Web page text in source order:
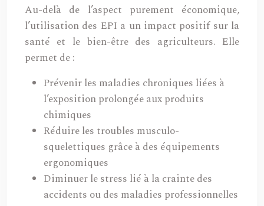
Au-delà de l’aspect purement économique,
l’utilisation des EPI a un impact positif sur la
santé et le bien-être des agriculteurs. Elle
permet de :
Prévenir les maladies chroniques liées à
l’exposition prolongée aux produits
chimiques
Réduire les troubles musculo-
squelettiques grâce à des équipements
ergonomiques
Diminuer le stress lié à la crainte des
accidents ou des maladies professionnelles